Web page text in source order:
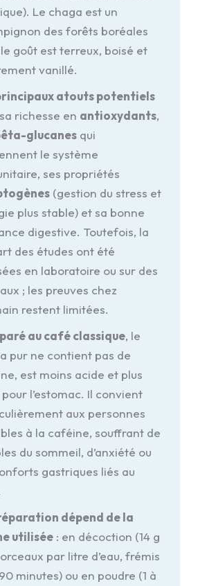
Le chaga est un
des forêts boréales
goût est terreux, boisé et
vanillé.
atouts potentiels
richesse en antioxydants,
glucanesqui
le système
ses propriétés
(gestion du stress et
plus stable) et sa bonne
digestive. Toutefois, la
des études ont été
en laboratoire ou sur des
; les preuves chez
restent limitées.
au café classique, le
pur ne contient pas de
est moins acide et plus
l’estomac. Il convient
aux personnes
à la caféine, souffrant de
du sommeil, d’anxiété ou
gastriques liés au
dépend de la
utilisée: en décoction (14 g
par litre d’eau, frémis
minutes) ou en poudre (1 à